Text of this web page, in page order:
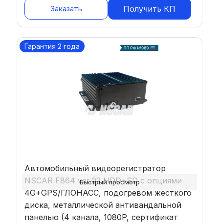
Заказать Получить КП
Гарантия 2 года
Автомобильный видеорегистратор
NSCAR F864 ver.02 HDD+SD с опциями
4G+GPS/ГЛОНАСС, подогревом жесткого
диска, металлической антивандальной
панелью (4 канала, 1080P, сертификат
Быстрый просмотр